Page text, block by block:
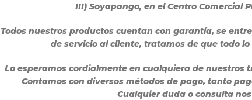
III) Soyapango, en el Centro Comercial
Todos nuestros productos cuentan con garantía, se
de servicio al cliente, tratamos de que todo
Lo esperamos cordialmente en cualquiera de nuestros
Contamos con diversos métodos de pago, tanto
Cualquier duda o consulta